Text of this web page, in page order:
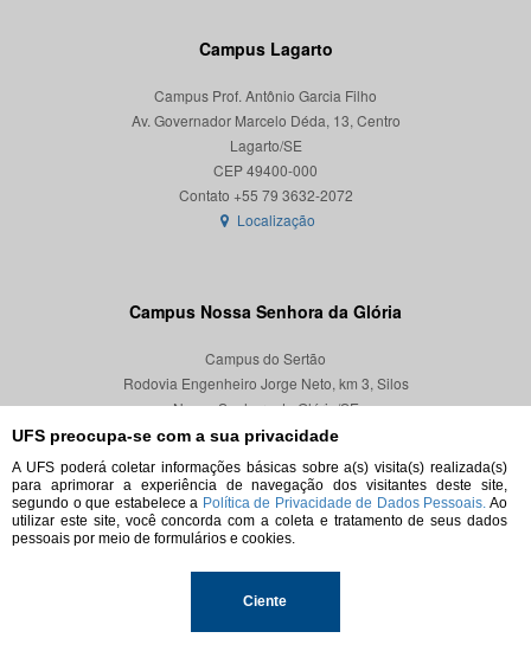
UFS preocupa-se com a sua privacidade
A UFS poderá coletar informações básicas sobre a(s) visita(s) realizada(s)
para aprimorar a experiência de navegação dos visitantes deste site,
segundo o que estabelece a Política de Privacidade de Dados Pessoais. Ao
utilizar este site, você concorda com a coleta e tratamento de seus dados
pessoais por meio de formulários e cookies.
Ciente
Campus Lagarto
Campus Prof. Antônio Garcia Filho
Av. Governador Marcelo Déda, 13, Centro
Lagarto/SE
CEP 49400-000
Localização
Campus Nossa Senhora da Glória
Campus do Sertão
Rodovia Engenheiro Jorge Neto, km 3, Silos
Nossa Senhora da Glória/SE
CEP 49680-000
Localização
© 2026. Todos os direitos reservados.
Universidade Federal de Sergipe.